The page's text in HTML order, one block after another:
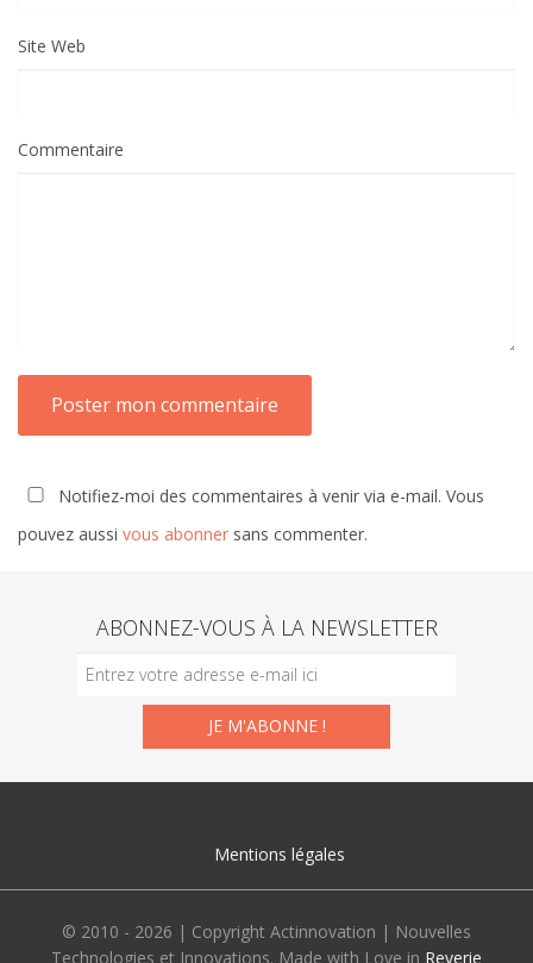
Site Web
Commentaire
Notifiez-moi des commentaires à venir via e-mail. Vous
pouvez aussi vous abonner sans commenter.
ABONNEZ-VOUS À LA NEWSLETTER
Mentions légales
© 2010 - 2026 | Copyright Actinnovation | Nouvelles
Technologies et Innovations. Made with Love in Reverie